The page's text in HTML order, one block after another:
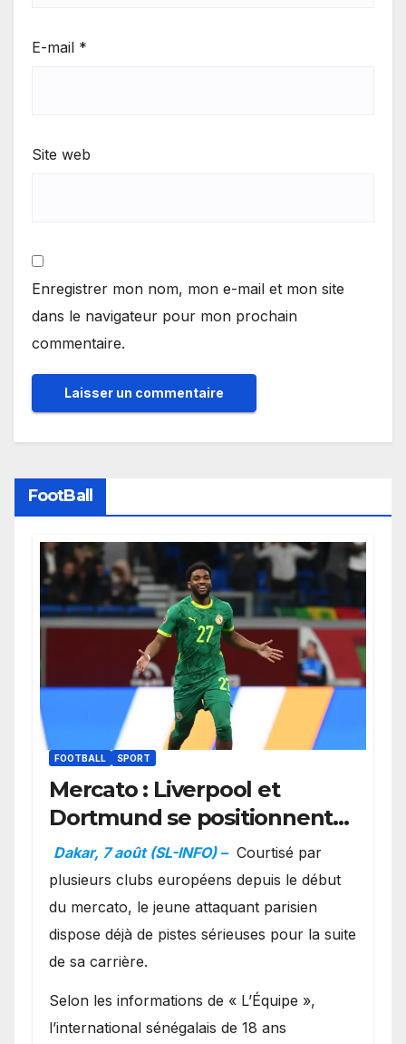
E-mail *
Site web
Enregistrer mon nom, mon e-mail et mon site
dans le navigateur pour mon prochain
commentaire.
FootBall
FOOTBALL SPORT
Mercato : Liverpool et
Dortmund se positionnent
en favoris pour recruter
Ibrahim Mbaye
Dakar, 7 août (SL-INFO) – Courtisé par
plusieurs clubs européens depuis le début
du mercato, le jeune attaquant parisien
dispose déjà de pistes sérieuses pour la suite
de sa carrière.
Selon les informations de « L’Équipe »,
l’international sénégalais de 18 ans